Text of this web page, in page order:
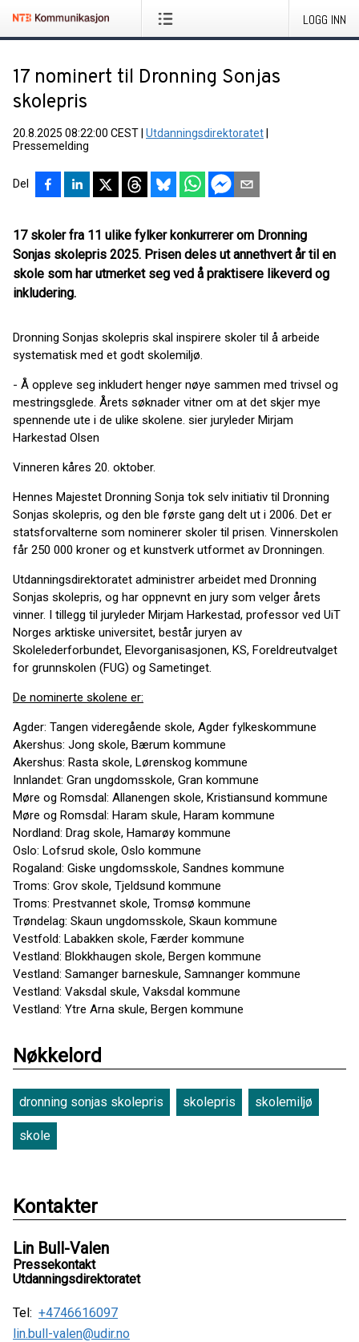
LOGG INN
17 nominert til Dronning Sonjas
skolepris
20.8.2025 08:22:00 CEST Utdanningsdirektoratet
Pressemelding
Del
17 skoler fra 11 ulike fylker konkurrerer om Dronning
Sonjas skolepris 2025. Prisen deles ut annethvert år til en
skole som har utmerket seg ved å praktisere likeverd og
inkludering.
Dronning Sonjas skolepris skal inspirere skoler til å arbeide
systematisk med et godt skolemiljø.
- Å oppleve seg inkludert henger nøye sammen med trivsel og
mestringsglede. Årets søknader vitner om at det skjer mye
spennende ute i de ulike skolene. sier juryleder Mirjam
Harkestad Olsen
Vinneren kåres 20. oktober.
Hennes Majestet Dronning Sonja tok selv initiativ til Dronning
Sonjas skolepris, og den ble første gang delt ut i 2006. Det er
statsforvalterne som nominerer skoler til prisen. Vinnerskolen
får 250 000 kroner og et kunstverk utformet av Dronningen.
Utdanningsdirektoratet administrer arbeidet med Dronning
Sonjas skolepris, og har oppnevnt en jury som velger årets
vinner. I tillegg til juryleder Mirjam Harkestad, professor ved UiT
Norges arktiske universitet, består juryen av
Skolelederforbundet, Elevorganisasjonen, KS, Foreldreutvalget
for grunnskolen (FUG) og Sametinget.
De nominerte skolene er:
Agder: Tangen videregående skole, Agder fylkeskommune
Akershus: Jong skole, Bærum kommune
Akershus: Rasta skole, Lørenskog kommune
Innlandet: Gran ungdomsskole, Gran kommune
Møre og Romsdal: Allanengen skole, Kristiansund kommune
Møre og Romsdal: Haram skule, Haram kommune
Nordland: Drag skole, Hamarøy kommune
Oslo: Lofsrud skole, Oslo kommune
Rogaland: Giske ungdomsskole, Sandnes kommune
Troms: Grov skole, Tjeldsund kommune
Troms: Prestvannet skole, Tromsø kommune
Trøndelag: Skaun ungdomsskole, Skaun kommune
Vestfold: Labakken skole, Færder kommune
Vestland: Blokkhaugen skole, Bergen kommune
Vestland: Samanger barneskule, Samnanger kommune
Vestland: Vaksdal skule, Vaksdal kommune
Vestland: Ytre Arna skule, Bergen kommune
Nøkkelord
dronning sonjas skolepris skolepris skolemiljø
skole
Kontakter
Lin Bull-Valen
Pressekontakt
Utdanningsdirektoratet
Tel: +4746616097
lin.bull-valen@udir.no